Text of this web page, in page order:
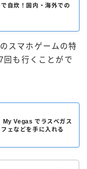
自炊！国内・海外での
スマホゲームの特
回も行くことがで
My Vegas でラスベガス
ェなどを手に入れる